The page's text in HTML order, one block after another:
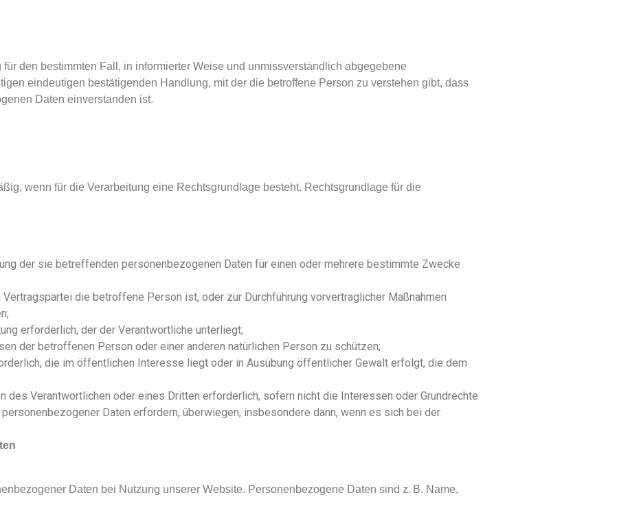
den bestimmten Fall, in informierter Weise und unmissverständlich abgegebene
eindeutigen bestätigenden Handlung, mit der die betroffene Person zu verstehen gibt, dass
Daten einverstanden ist.
wenn für die Verarbeitung eine Rechtsgrundlage besteht. Rechtsgrundlage für die
der sie betreffenden personenbezogenen Daten für einen oder mehrere bestimmte Zwecke
die betroffene Person ist, oder zur Durchführung vorvertraglicher Maßnahmen
erforderlich, der der Verantwortliche unterliegt;
der betroffenen Person oder einer anderen natürlichen Person zu schützen;
die im öffentlichen Interesse liegt oder in Ausübung öffentlicher Gewalt erfolgt, die dem
des Verantwortlichen oder eines Dritten erforderlich, sofern nicht die Interessen oder Grundrechte
Daten erfordern, überwiegen, insbesondere dann, wenn es sich bei der
Daten bei Nutzung unserer Website. Personenbezogene Daten sind z. B. Name,